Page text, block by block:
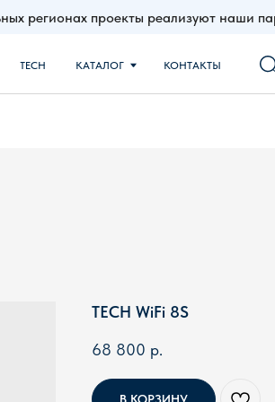
регионах проекты реализуют наши
TECH WiFi 8S
68 800 р.
В КОРЗИНУ